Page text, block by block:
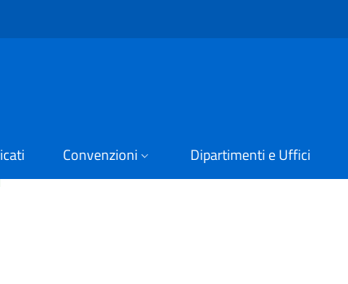
Convenzioni Dipartimenti e Uffici